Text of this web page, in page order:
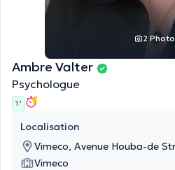
2
Ambre Valter
Psychologue
1 '
Localisation
Vimeco, Avenue Houba-de
Vimeco